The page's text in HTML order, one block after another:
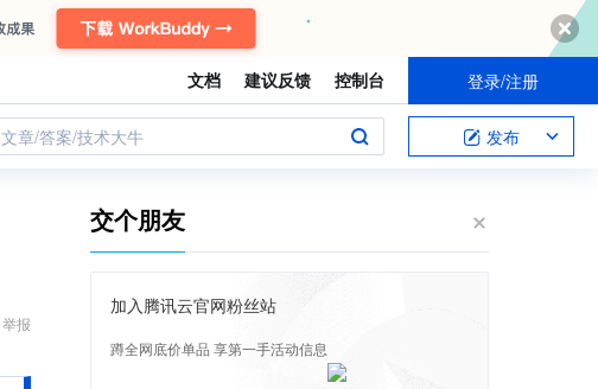
文档 建议反馈 控制台 登录/注册
文章/答案/技术大牛 发布
举报
交个朋友
加入腾讯云官网粉丝站
蹲全网底价单品 享第一手活动信息